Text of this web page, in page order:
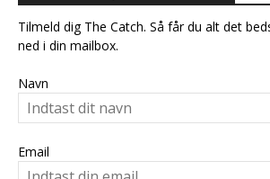
Tilmeld dig The Catch. Så får du alt det
ned i din mailbox.
Navn
Email